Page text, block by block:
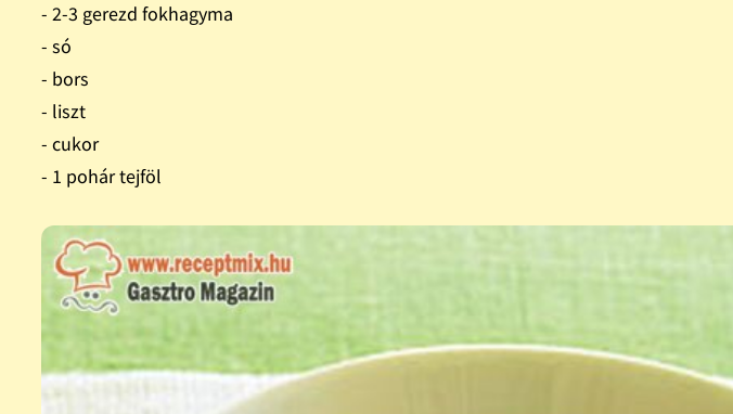
- 2-3 gerezd fokhagyma
- só
- bors
- liszt
- cukor
- 1 pohár tejföl